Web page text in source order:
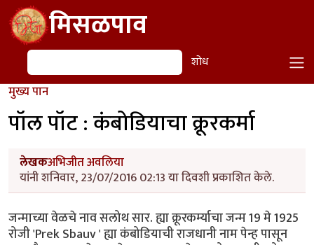
Skip to main contentमिसळपाव
शोध शोध
मुख्य पान
पॉल पॉट : कंबोडियाचा क्रूरकर्मा
लेखकअभिजीत अवलिया
यांनी शनिवार, 23/07/2016 02:13 या दिवशी प्रकाशित केले.
जन्माच्या वेळचे नाव सलोथ सार. ह्या क्रूरकर्म्याचा जन्म 19 मे 1925
रोजी 'Prek Sbauv ' ह्या कंबोडियाची राजधानी नाम पेन्ह पासून